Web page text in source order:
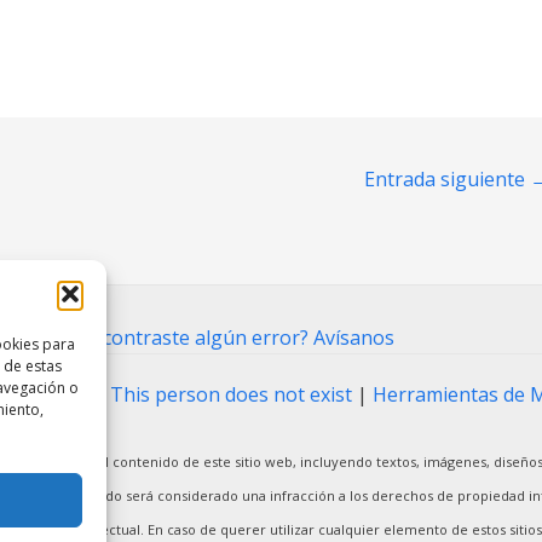
para
estas
o
Entrada siguiente
⋅¿Encontraste algún error? Avísanos
Tool This person does not exist | Herramientas de
o total del contenido de este sitio web, incluyendo textos, imágenes,
no autorizado será considerado una infracción a los derechos de propiedad
intelectual. En caso de querer utilizar cualquier elemento de estos